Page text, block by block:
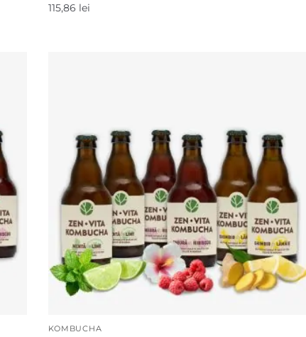
115,86 lei
KOMBUCHA